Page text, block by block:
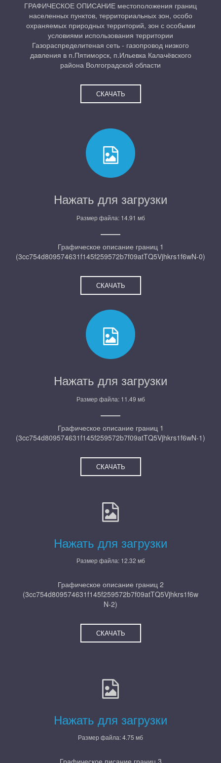
ГРАФИЧЕСКОЕ ОПИСАНИЕ местоположения границ
населенных пунктов, территориальных зон, особо
охраняемых природных территорий, зон с особыми
условиями использования территории
Газораспределитеная сеть - газопровод низкого
давления в п.Пятиморск, п.Ильевка Калачёвского
района Волгоградской области
СКАЧАТЬ
Нажать для загрузки
Размер файла: 14.91 мб
Графическое описание границ 1
(3cc754d809574631f145f259572b7f09atTQ5Vjhkrs1f6wN-0)
СКАЧАТЬ
Нажать для загрузки
Размер файла: 11.49 мб
Графическое описание границ 1
(3cc754d809574631f145f259572b7f09atTQ5Vjhkrs1f6wN-1)
СКАЧАТЬ
Нажать для загрузки
Размер файла: 12.32 мб
Графическое описание границ 2
(3cc754d809574631f145f259572b7f09atTQ5Vjhkrs1f6w
N-2)
СКАЧАТЬ
Нажать для загрузки
Размер файла: 4.75 мб
Графическое писание границ 3